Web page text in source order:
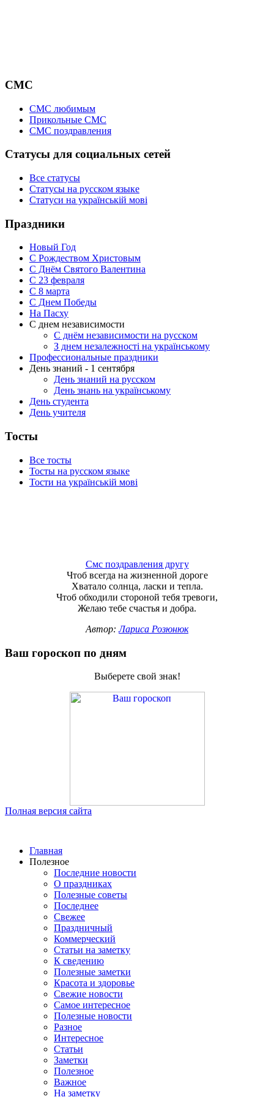
СМС
СМС любимым
Прикольные СМС
СМС поздравления
Статусы для социальных сетей
Все статусы
Статусы на русском языке
Статуси на українській мові
Праздники
Новый Год
С Рождеством Христовым
С Днём Святого Валентина
С 23 февраля
C 8 марта
С Днем Победы
На Пасху
С днем независимости
С днём независимости на русском
З днем незалежності на українському
Профессиональные праздники
День знаний - 1 сентября
День знаний на русском
День знань на українському
День студента
День учителя
Тосты
Все тосты
Тосты на русском языке
Тости на українській мові
Смс поздравления другу
Чтоб всегда на жизненной дороге
Хватало солнца, ласки и тепла.
Чтоб обходили стороной тебя тревоги,
Желаю тебе счастья и добра.
Автор:Лариса Розюнюк
Ваш гороскоп по дням
Выберете свой знак!
Полная версия сайта
Главная
Полезное
Последние новости
О праздниках
Полезные советы
Последнее
Свежее
Праздничный
Коммерческий
Статьи на заметку
К сведению
Полезные заметки
Красота и здоровье
Свежие новости
Самое интересное
Полезные новости
Разное
Интересное
Статьи
Заметки
Полезное
Важное
На заметку